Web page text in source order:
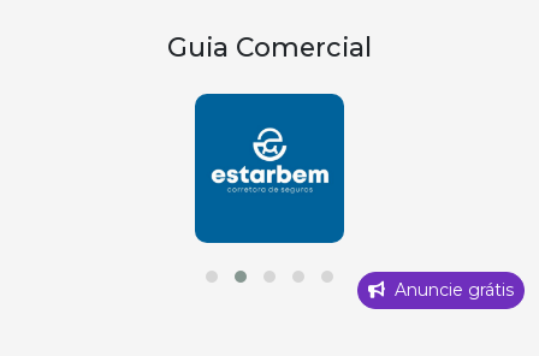
Guia Comercial
Anuncie grátis